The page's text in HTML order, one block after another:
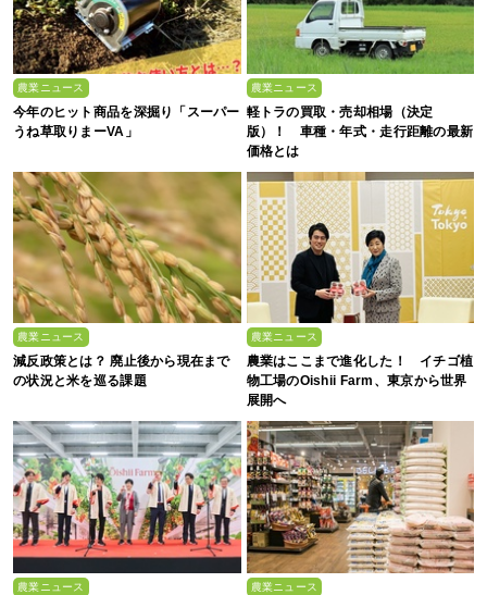
農業ニュース
今年のヒット商品を深掘り「スーパー
うね草取りまーVA」
農業ニュース
軽トラの買取・売却相場（決定
版）！ 車種・年式・走行距離の最新
価格とは
農業ニュース
減反政策とは？ 廃止後から現在まで
の状況と米を巡る課題
農業ニュース
農業はここまで進化した！ イチゴ植
物工場のOishii Farm、東京から世界
展開へ
農業ニュース 農業ニュース